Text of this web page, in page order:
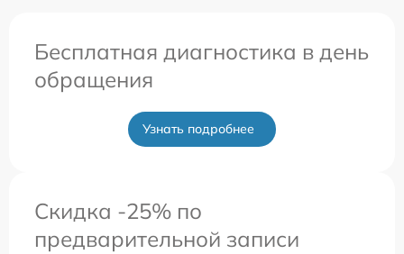
Бесплатная диагностика в день
обращения
Узнать подробнее
Скидка -25% по
предварительной записи